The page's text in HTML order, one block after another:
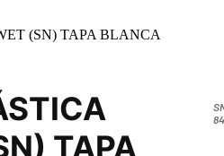
(SN) TAPA BLANCA
TAPA